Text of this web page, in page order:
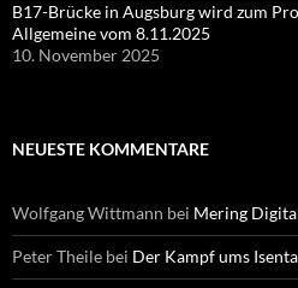
B17-Brücke in Augsburg wird zum
Allgemeine vom 8.11.2025
10. November 2025
NEUESTE KOMMENTARE
Wolfgang Wittmann bei Mering
Peter Theile bei Der Kampf ums